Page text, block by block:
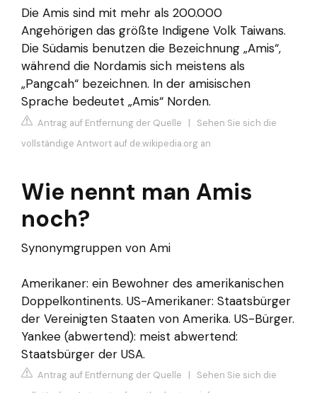
Die Amis sind mit mehr als 200.000
Angehörigen das größte Indigene Volk Taiwans.
Die Südamis benutzen die Bezeichnung „Amis“,
während die Nordamis sich meistens als
„Pangcah“ bezeichnen. In der amisischen
Sprache bedeutet „Amis“ Norden.
Antrag auf Entfernung der Quelle | Sehen Sie sich die
vollständige Antwort auf de.wikipedia.org an
Wie nennt man Amis
noch?
Synonymgruppen von Ami
Amerikaner: ein Bewohner des amerikanischen
Doppelkontinents. US-Amerikaner: Staatsbürger
der Vereinigten Staaten von Amerika. US-Bürger.
Yankee (abwertend): meist abwertend:
Staatsbürger der USA.
Antrag auf Entfernung der Quelle | Sehen Sie sich die